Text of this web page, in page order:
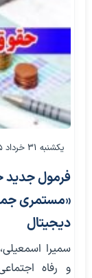
یکشنبه ۳۱ خرداد ۱۴۰۵
فرمول جدید
«مستمری
دیجیتال
سمیرا
و رفاه